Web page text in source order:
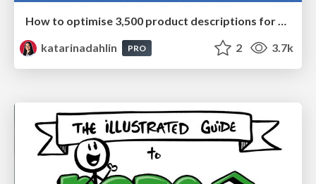
katarinadahlin
PRO 2 3.7k